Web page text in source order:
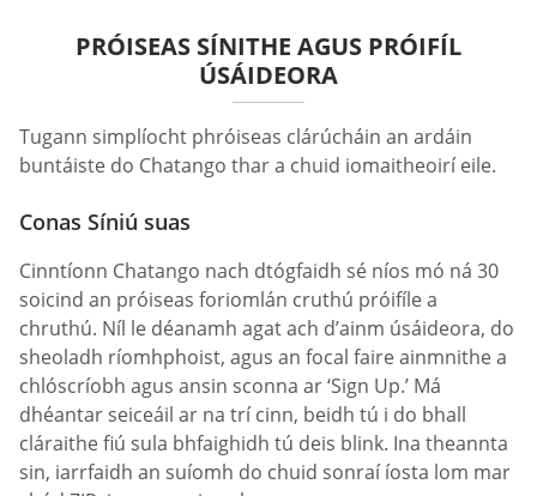
PRÓISEAS SÍNITHE AGUS PRÓIFÍL
ÚSÁIDEORA
Tugann simplíocht phróiseas clárúcháin an ardáin
buntáiste do Chatango thar a chuid iomaitheoirí eile.
Conas Síniú suas
Cinntíonn Chatango nach dtógfaidh sé níos mó ná 30
soicind an próiseas foriomlán cruthú próifíle a
chruthú. Níl le déanamh agat ach d’ainm úsáideora, do
sheoladh ríomhphoist, agus an focal faire ainmnithe a
chlóscríobh agus ansin sconna ar ‘Sign Up.’ Má
dhéantar seiceáil ar na trí cinn, beidh tú i do bhall
cláraithe fiú sula bhfaighidh tú deis blink. Ina theannta
sin, iarrfaidh an suíomh do chuid sonraí íosta lom mar